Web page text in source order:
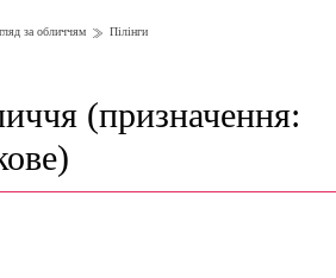
за обличчям Пілінги
(призначення: